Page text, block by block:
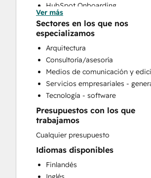
HubSpot Onboarding
Programmable Automation
Sales and Marketing Alignment
Sales Coaching and Training
Sales Enablement
Ver más
Sectores en los que nos
especializamos
Arquitectura
Consultoría/asesoría
Medios de comunicación y
Servicios empresariales -
Tecnología - software
Presupuestos con los que
trabajamos
Cualquier presupuesto
Idiomas disponibles
Finlandés